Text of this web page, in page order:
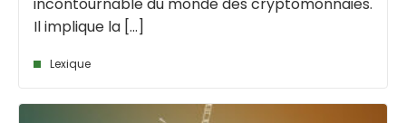
Il implique la [...]
Lexique